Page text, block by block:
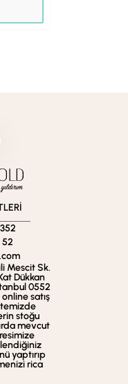
52
Mescit Sk.
Dükkan
0552
satış
stoğu
mevcut
yaptırıp
rica